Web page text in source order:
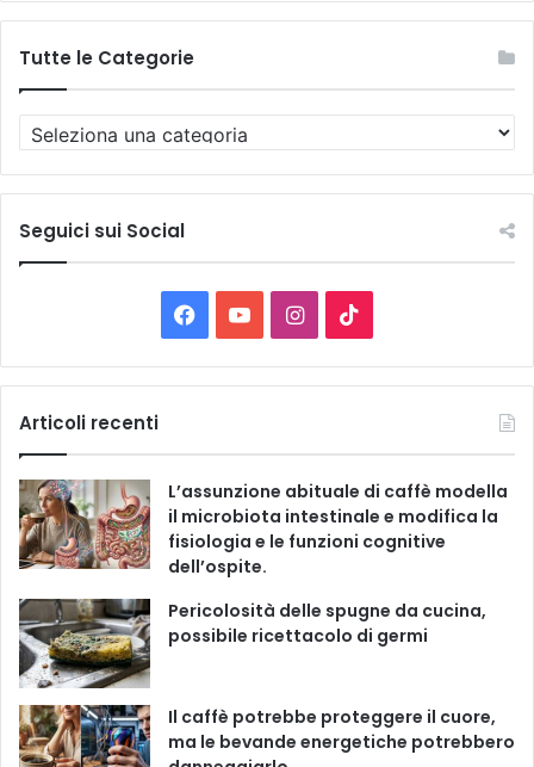
Tutte le Categorie
u
t
e
o
r
i
e
Seguici sui Social
a
e
b
o
o
k
o
T
u
b
e
I
n
t
a
g
r
a
i
T
o
k
Articoli recenti
L’assunzione abituale di caffè modella
il microbiota intestinale e modifica la
fisiologia e le funzioni cognitive
dell’ospite.
Pericolosità delle spugne da cucina,
possibile ricettacolo di germi
Il caffè potrebbe proteggere il cuore,
ma le bevande energetiche potrebbero